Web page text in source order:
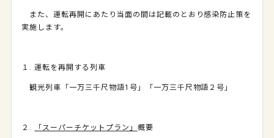
また、運転再開にあたり当面の間は記載のとおり感染防止策を
実施します。
１. 運転を再開する列車
観光列車「一万三千尺物語1号」「一万三千尺物語２号」
２. 「スーパーチケットプラン」 概要